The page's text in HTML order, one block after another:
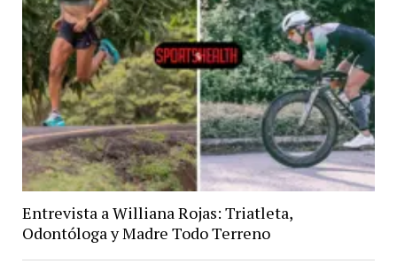
Entrevista a Williana Rojas: Triatleta,
Odontóloga y Madre Todo Terreno